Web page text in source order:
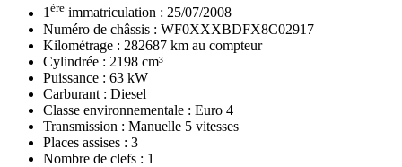
1ère immatriculation : 25/07/2008
Numéro de châssis : WF0XXXBDFX8C02917
Kilométrage : 282687 km au compteur
Cylindrée : 2198 cm³
Puissance : 63 kW
Carburant : Diesel
Classe environnementale : Euro 4
Transmission : Manuelle 5 vitesses
Places assises : 3
Nombre de clefs : 1